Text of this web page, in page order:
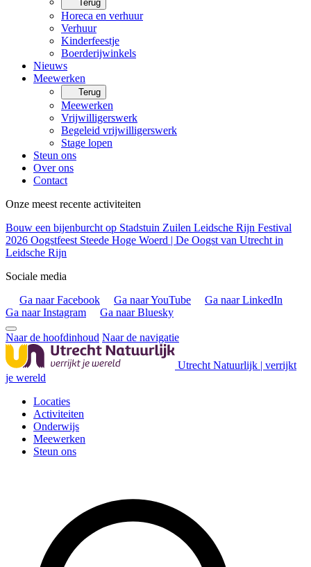
Terug
Horeca en verhuur
Verhuur
Kinderfeestje
Boerderijwinkels
Nieuws
Meewerken
Terug
Meewerken
Vrijwilligerswerk
Begeleid vrijwilligerswerk
Stage lopen
Steun ons
Over ons
Contact
Onze meest recente activiteiten
Bouw een bijenburcht op Stadstuin Zuilen Leidsche Rijn Festival
2026 Oogstfeest Steede Hoge Woerd | De Oogst van Utrecht in
Leidsche Rijn
Sociale media
Ga naar Facebook
Ga naar YouTube
Ga naar LinkedIn
Ga naar Instagram
Ga naar Bluesky
Naar de hoofdinhoud Naar de navigatie
Utrecht Natuurlijk | verrijkt
je wereld
Locaties
Activiteiten
Onderwijs
Meewerken
Steun ons